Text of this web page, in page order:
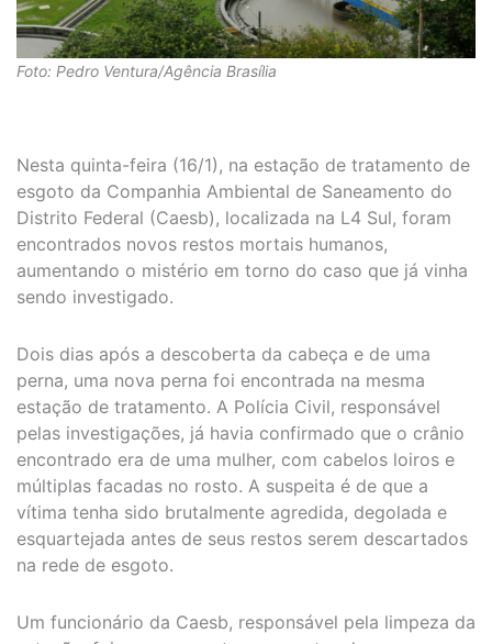
Foto: Pedro Ventura/Agência Brasília
Nesta quinta-feira (16/1), na estação de tratamento de
esgoto da Companhia Ambiental de Saneamento do
Distrito Federal (Caesb), localizada na L4 Sul, foram
encontrados novos restos mortais humanos,
aumentando o mistério em torno do caso que já vinha
sendo investigado.
Dois dias após a descoberta da cabeça e de uma
perna, uma nova perna foi encontrada na mesma
estação de tratamento. A Polícia Civil, responsável
pelas investigações, já havia confirmado que o crânio
encontrado era de uma mulher, com cabelos loiros e
múltiplas facadas no rosto. A suspeita é de que a
vítima tenha sido brutalmente agredida, degolada e
esquartejada antes de seus restos serem descartados
na rede de esgoto.
Um funcionário da Caesb, responsável pela limpeza da